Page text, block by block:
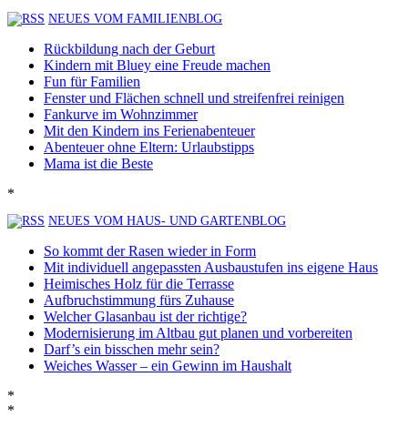
NEUES VOM FAMILIENBLOG
Rückbildung nach der Geburt
Kindern mit Bluey eine Freude machen
Fun für Familien
Fenster und Flächen schnell und streifenfrei reinigen
Fankurve im Wohnzimmer
Mit den Kindern ins Ferienabenteuer
Abenteuer ohne Eltern: Urlaubstipps
Mama ist die Beste
*
NEUES VOM HAUS- UND GARTENBLOG
So kommt der Rasen wieder in Form
Mit individuell angepassten Ausbaustufen ins eigene Haus
Heimisches Holz für die Terrasse
Aufbruchstimmung fürs Zuhause
Welcher Glasanbau ist der richtige?
Modernisierung im Altbau gut planen und vorbereiten
Darf’s ein bisschen mehr sein?
Weiches Wasser – ein Gewinn im Haushalt
*
*